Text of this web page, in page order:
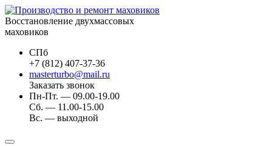
Восстановление двухмассовых
маховиков
СПб
+7 (812) 407-37-36
masterturbo@mail.ru
Заказать звонок
Пн-Пт. — 09.00-19.00
Сб. — 11.00-15.00
Вс. — выходной